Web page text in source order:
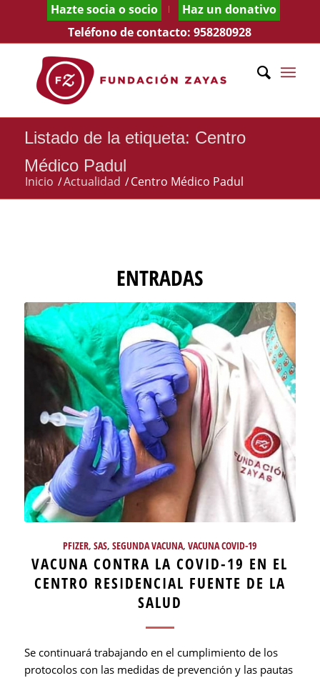
Hazte socia o socio
Haz un donativo
Teléfono de contacto:958280928
Listado de la etiqueta: Centro
Médico Padul
Inicio /Actualidad /Centro Médico Padul
ENTRADAS
PFIZER,SAS,SEGUNDA VACUNA,VACUNA COVID-19
VACUNA CONTRA LA COVID-19 EN EL
CENTRO RESIDENCIAL FUENTE DE LA
SALUD
Se continuará trabajando en el cumplimiento de los
protocolos con las medidas de prevención y las pautas